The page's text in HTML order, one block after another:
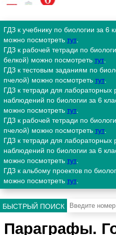
ГДЗ к учебнику по биологии за 6
можно посмотреть тут.
ГДЗ к рабочей тетради по
белкой) можно посмотреть тут.
ГДЗ к тестовым заданиям по
пчелой) можно посмотреть тут.
ГДЗ к тетради для лабораторных
наблюдений по биологии за 6
можно посмотреть тут.
ГДЗ к рабочей тетради по
пчелой) можно посмотреть тут.
ГДЗ к тетради для лабораторных
наблюдений по биологии за 6
можно посмотреть тут.
ГДЗ к альбому проектов по
можно посмотреть тут.
БЫСТРЫЙ ПОИСК
Параграфы.